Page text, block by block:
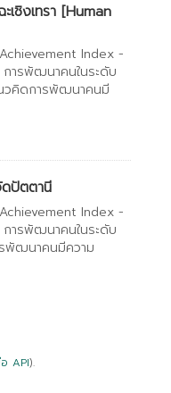
ชิงเทรา [Human
Index -
การพัฒนาคนในระดับ
วคิดการพัฒนาคนมี
ปัตตานี
Index -
การพัฒนาคนในระดับ
พัฒนาคนมีความ
API).